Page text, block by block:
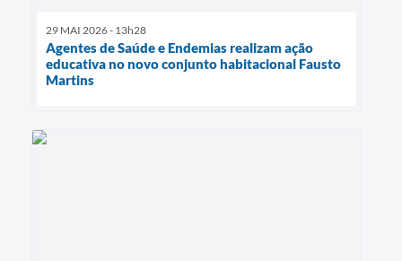
29 MAI 2026 - 13h28
Agentes de Saúde e Endemias realizam ação
educativa no novo conjunto habitacional Fausto
Martins